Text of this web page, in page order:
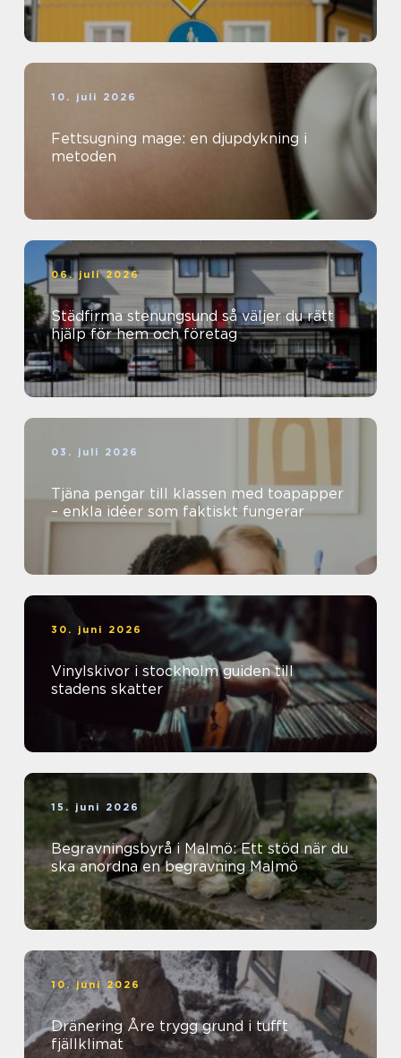
10. juli 2026
Fettsugning mage: en djupdykning i
metoden
06. juli 2026
Städfirma stenungsund så väljer du rätt
hjälp för hem och företag
03. juli 2026
Tjäna pengar till klassen med toapapper
– enkla idéer som faktiskt fungerar
30. juni 2026
Vinylskivor i stockholm guiden till
stadens skatter
15. juni 2026
Begravningsbyrå i Malmö: Ett stöd när du
ska anordna en begravning Malmö
10. juni 2026
Dränering Åre trygg grund i tufft
fjällklimat